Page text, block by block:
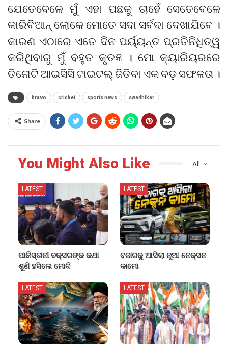
ଯେତେବେଳେ ମୁଁ ଏହା ପଛକୁ ଚାହେଁ ସେତେବେଳେ
କାରିବିଆନ୍ ଲୋକେ ମୋତେ ସଦା ସର୍ବଦା ଦେଖାଯିବେ ।
କାରଣ ଏଠାରେ ଏତେ ଦିନ ପର୍ୟ୍ୟନ୍ତ ପ୍ରତିନିଧିତ୍ୱ
କରିଥିବାରୁ ମୁଁ ବହୁତ କୃତଜ୍ଞ । ମୋ କ୍ୟାରିୟରରେ
ତିନୋଟି ଆଇସିସି ଟାଇଟଲ୍ ଜିତିବା ଏକ ବଡ଼ ସଫଳତା ।
bravo cricket sports news swadhikar
Share
All
You Might Also Like
LATEST
ପାକିସ୍ତାନୀ ବକ୍ସରଙ୍କ କଥା
ଶୁଣି ହସିଲେ ମୋଦି
LATEST
ବଜାରକୁ ଆସିଲା ନୂଆ ନେକ୍ସନ
କାମୋ
LATEST LATEST